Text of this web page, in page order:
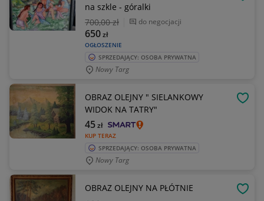
na szkle - góralki
700,00 zł do negocjacji
OGŁOSZENIE
650zł
SPRZEDAJĄCY: OSOBA PRYWATNA
Nowy Targ
OBRAZ OLEJNY " SIELANKOWY
WIDOK NA TATRY"
KUP TERAZ
45zł
SPRZEDAJĄCY: OSOBA PRYWATNA
Nowy Targ
OBRAZ OLEJNY NA PŁÓTNIE